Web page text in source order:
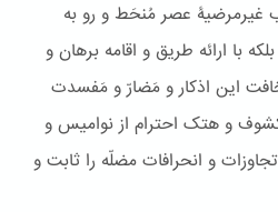
غیرمرضیۀ عصر مُنحَط و رو به
با ارائه طریق و اقامه برهان و
این اذکار و مَضارّ و مَفسدت
و هتک احترام از نوامیس و
و انحرافات مضلّه را ثابت و